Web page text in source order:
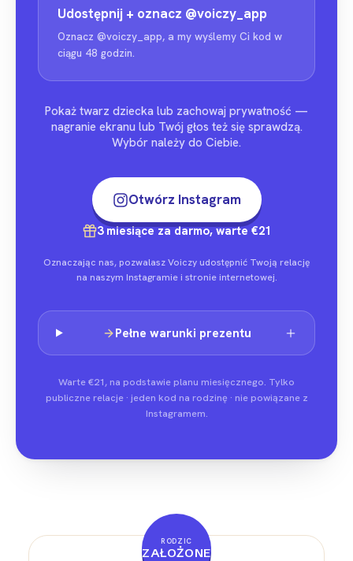
Udostępnij + oznacz @voiczy_app
Oznacz @voiczy_app, a my wyślemy Ci kod w
ciągu 48 godzin.
Pokaż twarz dziecka lub zachowaj prywatność —
nagranie ekranu lub Twój głos też się sprawdzą.
Wybór należy do Ciebie.
Otwórz Instagram
3 miesiące za darmo, warte €21
Oznaczając nas, pozwalasz Voiczy udostępnić Twoją relację
na naszym Instagramie i stronie internetowej.
Pełne warunki prezentu
Warte €21, na podstawie planu miesięcznego. Tylko
publiczne relacje · jeden kod na rodzinę · nie powiązane z
Instagramem.
RODZIC
ZAŁOŻONE